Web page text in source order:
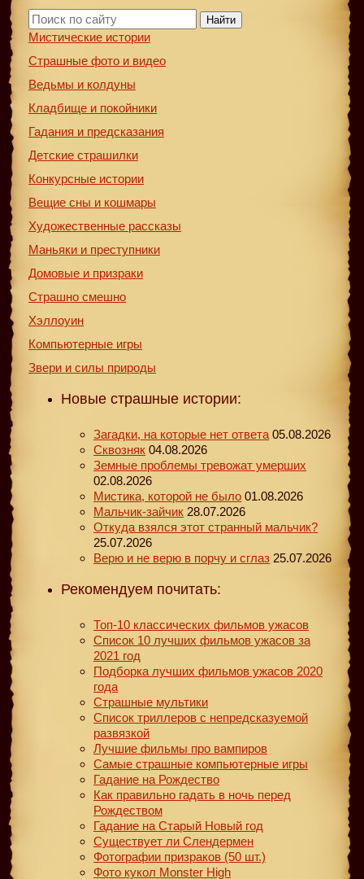
Найти
Мистические истории
Страшные фото и видео
Ведьмы и колдуны
Кладбище и покойники
Гадания и предсказания
Детские страшилки
Конкурсные истории
Вещие сны и кошмары
Художественные рассказы
Маньяки и преступники
Домовые и призраки
Страшно смешно
Хэллоуин
Компьютерные игры
Звери и силы природы
Новые страшные истории:
Загадки, на которые нет ответа 05.08.2026
Сквозняк 04.08.2026
Земные проблемы тревожат умерших
02.08.2026
Мистика, которой не было 01.08.2026
Мальчик-зайчик 28.07.2026
Откуда взялся этот странный мальчик?
25.07.2026
Верю и не верю в порчу и сглаз 25.07.2026
Рекомендуем почитать:
Топ-10 классических фильмов ужасов
Список 10 лучших фильмов ужасов за
2021 год
Подборка лучших фильмов ужасов 2020
года
Страшные мультики
Список триллеров с непредсказуемой
развязкой
Лучшие фильмы про вампиров
Самые страшные компьютерные игры
Гадание на Рождество
Как правильно гадать в ночь перед
Рождеством
Гадание на Старый Новый год
Существует ли Слендермен
Фотографии призраков (50 шт.)
Фото кукол Monster High